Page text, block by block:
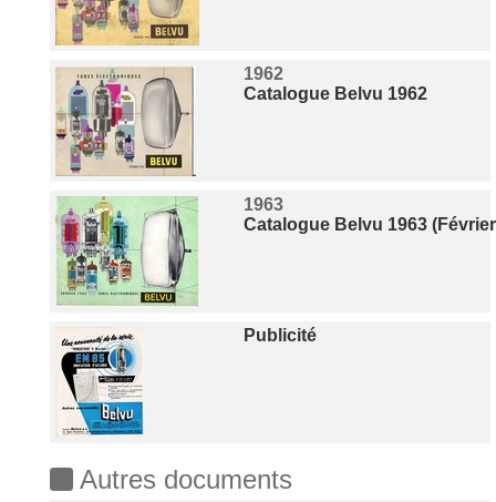
1962
Catalogue Belvu 1962
1963
Catalogue Belvu 1963
Publicité
Autres documents